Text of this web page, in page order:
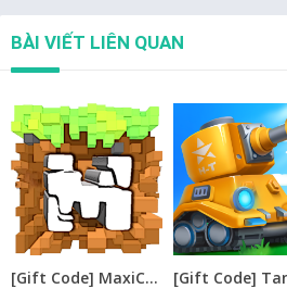
BÀI VIẾT LIÊN QUAN
[Gift Code] MaxiCraft Adventure Time mới nhất 08/2026